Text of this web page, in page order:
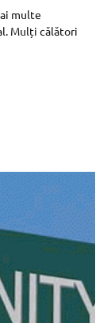
multe
Mulți călători